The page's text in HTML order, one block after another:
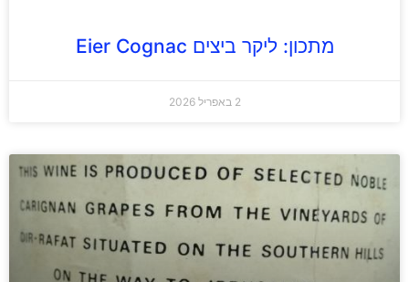
מתכון: ליקר ביצים Eier Cognac
2 באפריל 2026